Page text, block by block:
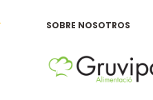
SOBRE NOSOTROS